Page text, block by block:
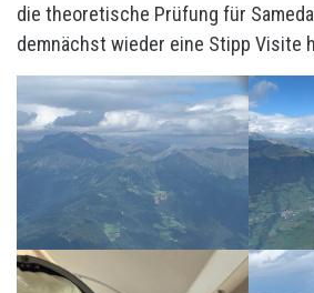
die theoretische Prüfung für
demnächst wieder eine Stipp Visite